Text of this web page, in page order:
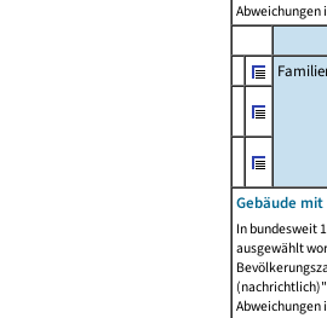
Abweichungen
Gebäude
In bundesweit
ausgewählt
Abweichungen